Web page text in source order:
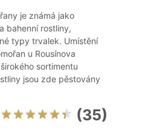
je známá jako
bahenní rostliny,
typy trvalek. Umístění
u Rousínova
sortimentu
jsou zde pěstovány
(35)